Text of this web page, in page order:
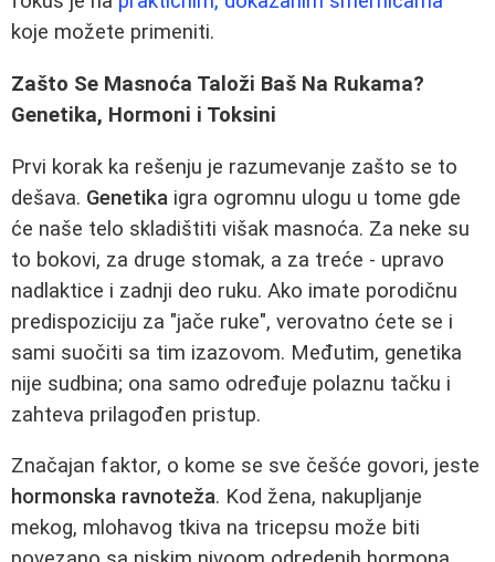
koje možete primeniti.
Zašto Se Masnoća Taloži Baš Na Rukama?
Genetika, Hormoni i Toksini
Prvi korak ka rešenju je razumevanje zašto se to
dešava. Genetika igra ogromnu ulogu u tome gde
će naše telo skladištiti višak masnoća. Za neke su
to bokovi, za druge stomak, a za treće - upravo
nadlaktice i zadnji deo ruku. Ako imate porodičnu
predispoziciju za "jače ruke", verovatno ćete se i
sami suočiti sa tim izazovom. Međutim, genetika
nije sudbina; ona samo određuje polaznu tačku i
zahteva prilagođen pristup.
Značajan faktor, o kome se sve češće govori, jeste
hormonska ravnoteža. Kod žena, nakupljanje
mekog, mlohavog tkiva na tricepsu može biti